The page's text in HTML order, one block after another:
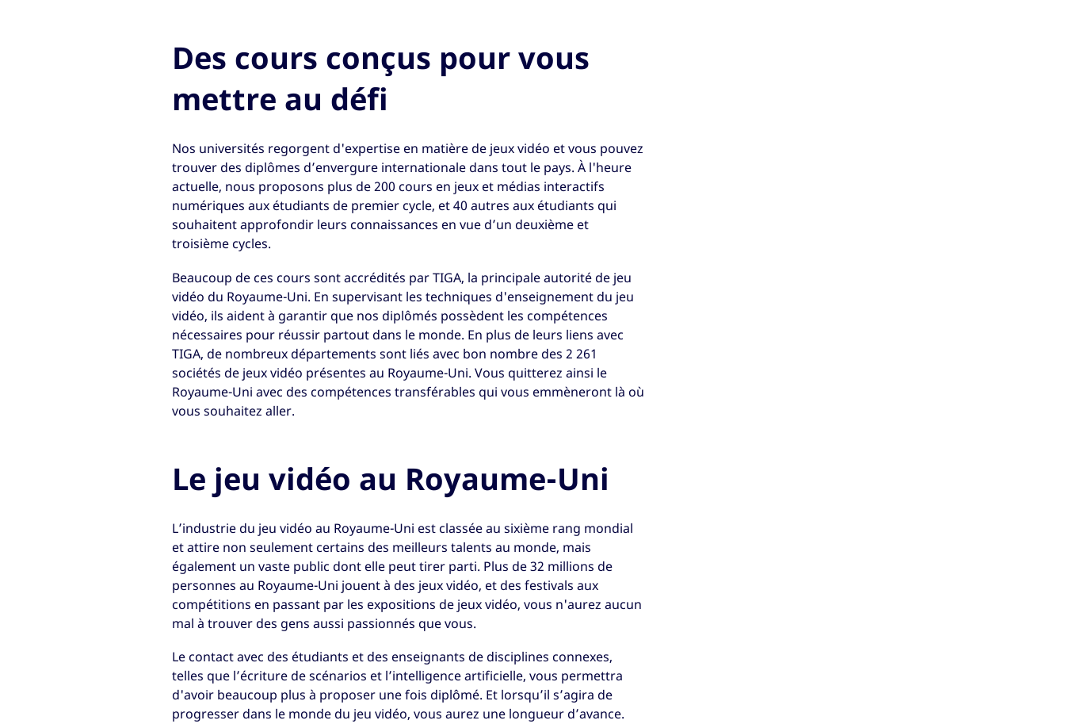
Des cours conçus pour vous
mettre au défi
Nos universités regorgent d'expertise en matière de jeux vidéo et vous pouvez
trouver des diplômes d’envergure internationale dans tout le pays. À l'heure
actuelle, nous proposons plus de 200 cours en jeux et médias interactifs
numériques aux étudiants de premier cycle, et 40 autres aux étudiants qui
souhaitent approfondir leurs connaissances en vue d’un deuxième et
troisième cycles.
Beaucoup de ces cours sont accrédités par TIGA, la principale autorité de jeu
vidéo du Royaume-Uni. En supervisant les techniques d'enseignement du jeu
vidéo, ils aident à garantir que nos diplômés possèdent les compétences
nécessaires pour réussir partout dans le monde. En plus de leurs liens avec
TIGA, de nombreux départements sont liés avec bon nombre des 2 261
sociétés de jeux vidéo présentes au Royaume-Uni. Vous quitterez ainsi le
Royaume-Uni avec des compétences transférables qui vous emmèneront là où
vous souhaitez aller.
Le jeu vidéo au Royaume-Uni
L’industrie du jeu vidéo au Royaume-Uni est classée au sixième rang mondial
et attire non seulement certains des meilleurs talents au monde, mais
également un vaste public dont elle peut tirer parti. Plus de 32 millions de
personnes au Royaume-Uni jouent à des jeux vidéo, et des festivals aux
compétitions en passant par les expositions de jeux vidéo, vous n'aurez aucun
mal à trouver des gens aussi passionnés que vous.
Le contact avec des étudiants et des enseignants de disciplines connexes,
telles que l’écriture de scénarios et l’intelligence artificielle, vous permettra
d'avoir beaucoup plus à proposer une fois diplômé. Et lorsqu’il s’agira de
progresser dans le monde du jeu vidéo, vous aurez une longueur d’avance.